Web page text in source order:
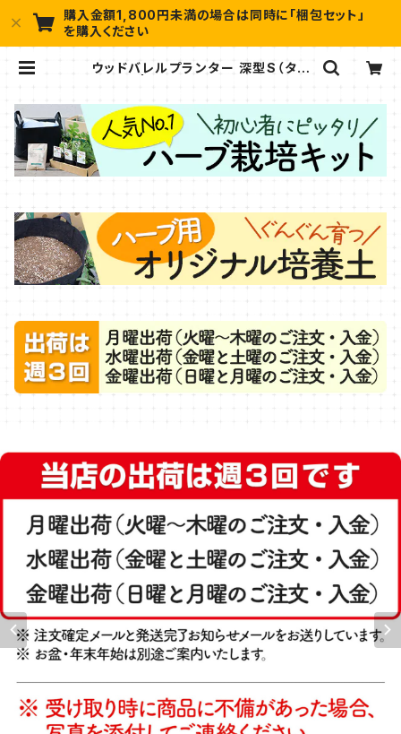
購入金額1,800円未満の場合は同時に「梱包セット」
を購入ください
ウッドバレルプランター 深型S（タカ